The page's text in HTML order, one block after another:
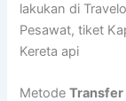
lakukan di
Pesawat, tiket
Kereta api
MetodeTransfer